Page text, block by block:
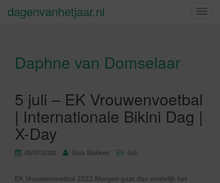
S
n
a
dagenvanhetjaar.nl
Daphne van Domselaar
5 juli – EK Vrouwenvoetbal
| Internationale Bikini Dag |
X-Day
05/07/2022 Gina Makken Juli
EK Vrouwenvoetbal 2022 Morgen gaat dan eindelijk het